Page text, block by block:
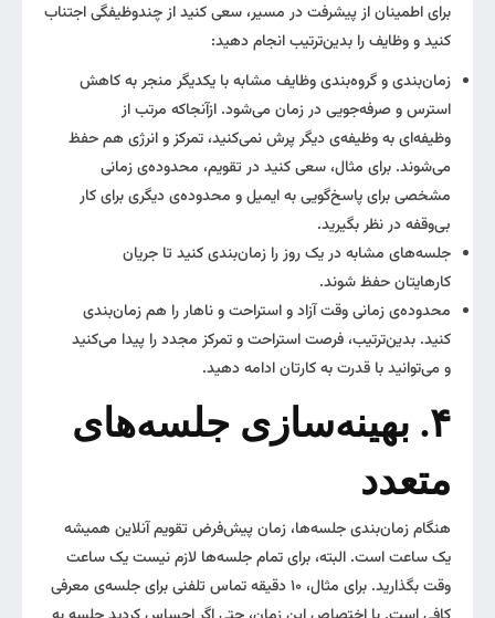
برای اطمینان از پیشرفت در مسیر، سعی کنید از چندوظیفگی اجتناب
کنید و وظایف را بدین‌ترتیب انجام دهید:
زمان‌بندی و گروه‌بندی وظایف مشابه با یکدیگر منجر به کاهش
استرس و صرفه‌جویی در زمان می‌شود. ازآنجاکه مرتب از
وظیفه‌ای به وظیفه‌ی دیگر پرش نمی‌کنید، تمرکز و انرژی هم حفظ
می‌شوند. برای مثال، سعی کنید در تقویم، محدوده‌ی زمانی
مشخصی برای پاسخ‌گویی به ایمیل و محدوده‌ی دیگری برای کار
بی‌وقفه در نظر بگیرید.
جلسه‌های مشابه در یک روز را زمان‌بندی کنید تا جریان
کارهایتان حفظ شوند.
محدوده‌ی زمانی وقت آزاد و استراحت و ناهار را هم زمان‌بندی
کنید. بدین‌ترتیب، فرصت استراحت و تمرکز مجدد را پیدا می‌کنید
و می‌توانید با قدرت به کارتان ادامه دهید.
۴. بهینه‌سازی جلسه‌های
متعدد
هنگام زمان‌بندی جلسه‌ها، زمان پیش‌فرض تقویم آنلاین همیشه
یک ساعت است. البته، برای تمام جلسه‌ها لازم نیست یک ساعت
وقت بگذارید. برای مثال، ۱۰ دقیقه تماس تلفنی برای جلسه‌ی معرفی